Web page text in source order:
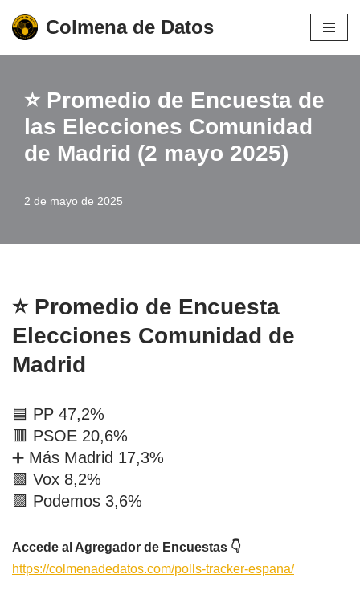
Saltar
Colmena de Datos
⭐️ Promedio de Encuesta de
las Elecciones Comunidad
de Madrid (2 mayo 2025)
2 de mayo de 2025
⭐️ Promedio de Encuesta
Elecciones Comunidad de
Madrid
🟦 PP 47,2%
🟥 PSOE 20,6%
➕ Más Madrid 17,3%
🟩 Vox 8,2%
🟪 Podemos 3,6%
Accede al Agregador de Encuestas 👇
https://colmenadedatos.com/polls-tracker-espana/